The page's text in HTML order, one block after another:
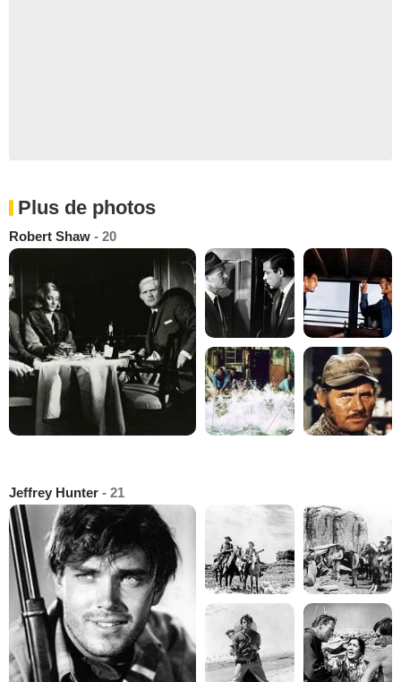
Plus de photos
Robert Shaw - 20
Jeffrey Hunter - 21